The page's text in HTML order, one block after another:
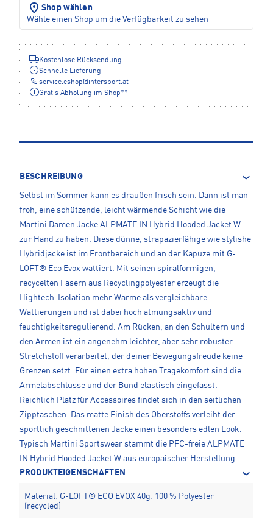
Shop wählen
Wähle einen Shop um die Verfügbarkeit zu sehen
Kostenlose Rücksendung
Schnelle Lieferung
service.eshop@intersport.at
Gratis Abholung im Shop**
BESCHREIBUNG
Selbst im Sommer kann es draußen frisch sein. Dann ist man
froh, eine schützende, leicht wärmende Schicht wie die
Martini Damen Jacke ALPMATE IN Hybrid Hooded Jacket W
zur Hand zu haben. Diese dünne, strapazierfähige wie stylishe
Hybridjacke ist im Frontbereich und an der Kapuze mit G-
LOFT® Eco Evox wattiert. Mit seinen spiralförmigen,
recycelten Fasern aus Recyclingpolyester erzeugt die
Hightech-Isolation mehr Wärme als vergleichbare
Wattierungen und ist dabei hoch atmungsaktiv und
feuchtigkeitsregulierend. Am Rücken, an den Schultern und
den Armen ist ein angenehm leichter, aber sehr robuster
Stretchstoff verarbeitet, der deiner Bewegungsfreude keine
Grenzen setzt. Für einen extra hohen Tragekomfort sind die
Ärmelabschlüsse und der Bund elastisch eingefasst.
Reichlich Platz für Accessoires findet sich in den seitlichen
Zipptaschen. Das matte Finish des Oberstoffs verleiht der
sportlich geschnittenen Jacke einen besonders edlen Look.
Typisch Martini Sportswear stammt die PFC-freie ALPMATE
IN Hybrid Hooded Jacket W aus europäischer Herstellung.
PRODUKTEIGENSCHAFTEN
Material: G-LOFT® ECO EVOX 40g: 100 % Polyester
(recycled)